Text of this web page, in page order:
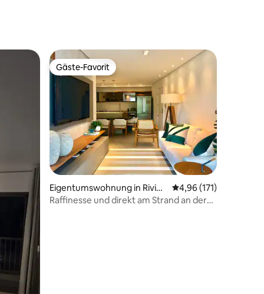
Bewertungen
Gäste-Favorit
Gäste-Favorit
Eigentumswohnung in Rivier
a de São Lourenço
Durchschnittliche
4,96 (171)
Raffinesse und direkt am Strand an der